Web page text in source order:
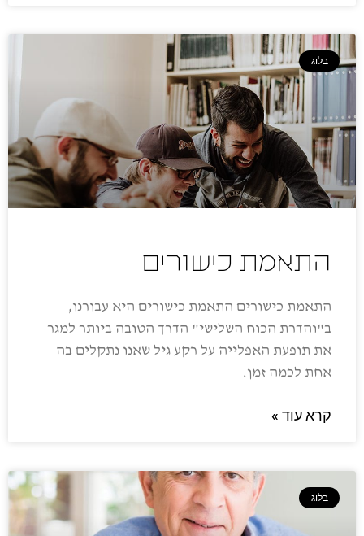
בלוג
התאמת כישורים
התאמת כישורים התאמת כישורים היא עבורנו,
ב"והדרת הכוח השלישי" הדרך הטובה ביותר למגר
את תופעת האפלייה על רקע גיל שאנו נתקלים בה
אחת לכמה זמן.
קרא עוד »
בלוג